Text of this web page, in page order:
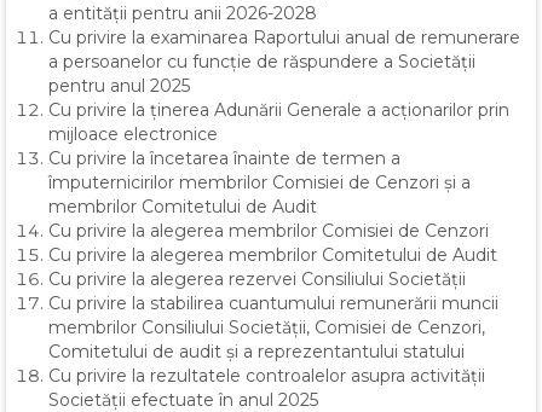
a entității pentru anii 2026-2028
Cu privire la examinarea Raportului anual de remunerare
a persoanelor cu funcție de răspundere a Societății
pentru anul 2025
Cu privire la ținerea Adunării Generale a acționarilor prin
mijloace electronice
Cu privire la încetarea înainte de termen a
împuternicirilor membrilor Comisiei de Cenzori și a
membrilor Comitetului de Audit
Cu privire la alegerea membrilor Comisiei de Cenzori
Cu privire la alegerea membrilor Comitetului de Audit
Cu privire la alegerea rezervei Consiliului Societății
Cu privire la stabilirea cuantumului remunerării muncii
membrilor Consiliului Societății, Comisiei de Cenzori,
Comitetului de audit și a reprezentantului statului
Cu privire la rezultatele controalelor asupra activității
Societății efectuate în anul 2025